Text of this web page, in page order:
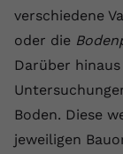
verschiedene
oder die
Darüber
Boden. Diese
jeweiligen
Anbieter
Laufzeit
Zweck